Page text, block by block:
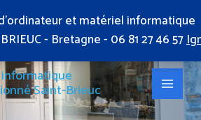
et matériel informatique
- Bretagne - 06 81 27 46 57
Saint-Brieuc